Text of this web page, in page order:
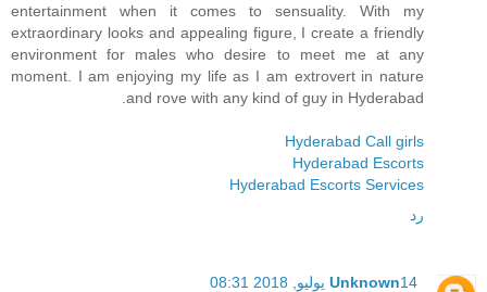
entertainment when it comes to sensuality. With my
extraordinary looks and appealing figure, I create a friendly
environment for males who desire to meet me at any
moment. I am enjoying my life as I am extrovert in nature
and rove with any kind of guy in Hyderabad.
Hyderabad Call girls
Hyderabad Escorts
Hyderabad Escorts Services
رد
Unknown14 يوليو, 2018 08:31